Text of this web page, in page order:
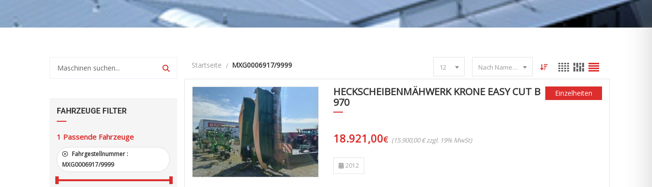
FAHRZEUGE FILTER
1 Passende Fahrzeuge
Fahrgestellnummer :
MXG0006917/9999
Startseite MXG0006917/9999 12 Nach Name sortieren
HECKSCHEIBENMÄHWERK KRONE EASY CUT B
970
18.921,00€ (15.900,00 € zzgl. 19% MwSt)
Einzelheiten
2012